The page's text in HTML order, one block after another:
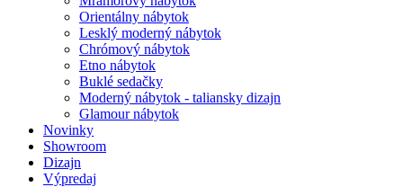
Orientálny nábytok
Lesklý moderný nábytok
Chrómový nábytok
Etno nábytok
Buklé sedačky
Moderný nábytok - taliansky dizajn
Glamour nábytok
Novinky
Showroom
Dizajn
Výpredaj